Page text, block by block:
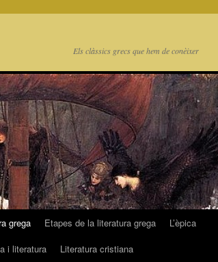
Els clàssics grecs que hem de conèixer
grega Etapes de la literatura grega
L’èpica
i literatura
Literatura cristiana